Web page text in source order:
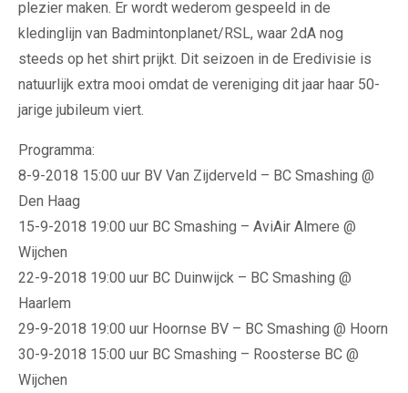
plezier maken. Er wordt wederom gespeeld in de
kledinglijn van Badmintonplanet/RSL, waar 2dA nog
steeds op het shirt prijkt. Dit seizoen in de Eredivisie is
natuurlijk extra mooi omdat de vereniging dit jaar haar 50-
jarige jubileum viert.
Programma:
8-9-2018 15:00 uur BV Van Zijderveld – BC Smashing @
Den Haag
15-9-2018 19:00 uur BC Smashing – AviAir Almere @
Wijchen
22-9-2018 19:00 uur BC Duinwijck – BC Smashing @
Haarlem
29-9-2018 19:00 uur Hoornse BV – BC Smashing @ Hoorn
30-9-2018 15:00 uur BC Smashing – Roosterse BC @
Wijchen